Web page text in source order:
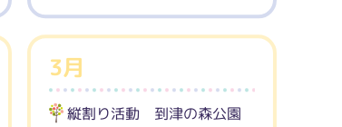
3月
縦割り活動 到津の森公園